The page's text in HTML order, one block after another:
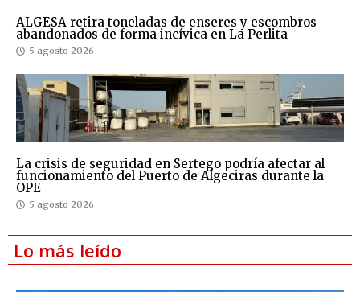
ALGESA retira toneladas de enseres y escombros
abandonados de forma incívica en La Perlita
5 agosto 2026
La crisis de seguridad en Sertego podría afectar al
funcionamiento del Puerto de Algeciras durante la
OPE
5 agosto 2026
Lo más leído